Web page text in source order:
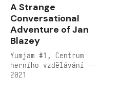
A Strange
Conversational
Adventure of Jan
Blazey
Yumjam #1, Centrum
herního vzdělávání —
2021